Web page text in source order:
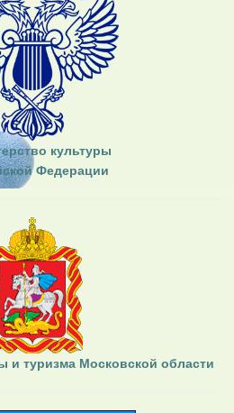
культуры
Федерации
и туризма Московской области